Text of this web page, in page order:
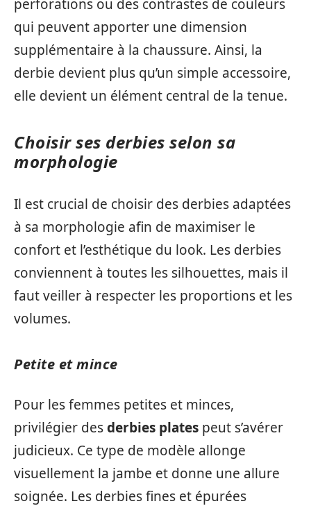
perforations ou des contrastes de couleurs
qui peuvent apporter une dimension
supplémentaire à la chaussure. Ainsi, la
derbie devient plus qu’un simple accessoire,
elle devient un élément central de la tenue.
Choisir ses derbies selon sa
morphologie
Il est crucial de choisir des derbies adaptées
à sa morphologie afin de maximiser le
confort et l’esthétique du look. Les derbies
conviennent à toutes les silhouettes, mais il
faut veiller à respecter les proportions et les
volumes.
Petite et mince
Pour les femmes petites et minces,
privilégier desderbies plates peut s’avérer
judicieux. Ce type de modèle allonge
visuellement la jambe et donne une allure
soignée. Les derbies fines et épurées